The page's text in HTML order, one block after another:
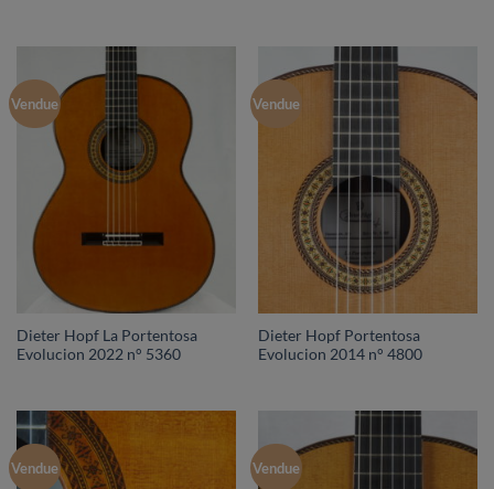
Vendue
Dieter Hopf La Portentosa
Evolucion 2022 n° 5360
Vendue
Dieter Hopf Portentosa
Evolucion 2014 n° 4800
Vendue Vendue